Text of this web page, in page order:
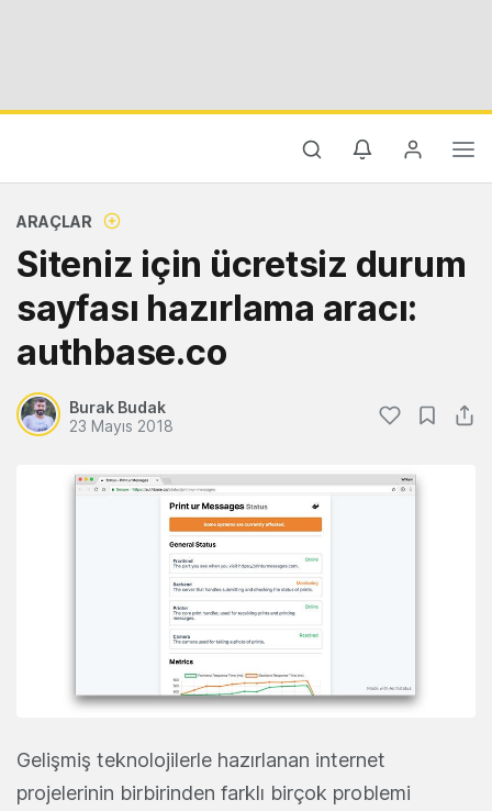
ARAÇLAR
Siteniz için ücretsiz durum
sayfası hazırlama aracı:
authbase.co
Burak Budak
23 Mayıs 2018
Gelişmiş teknolojilerle hazırlanan internet
projelerinin birbirinden farklı birçok problemi